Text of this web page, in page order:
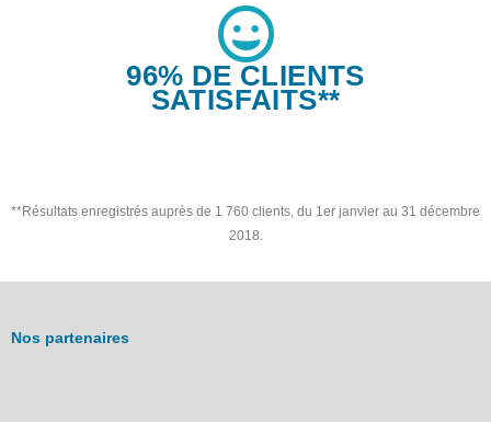
96% DE CLIENTS
SATISFAITS**
**Résultats enregistrés auprès de 1 760 clients, du 1er janvier au 31 décembre
2018.
Nos partenaires